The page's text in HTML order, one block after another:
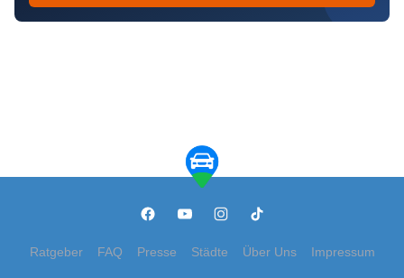
Ratgeber FAQ Presse Städte Über Uns Impressum